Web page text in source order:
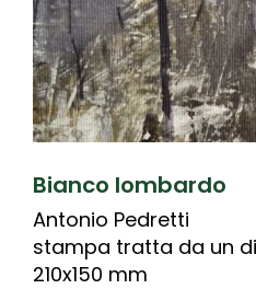
Bianco lombardo
Antonio Pedretti
stampa tratta da un
210x150 mm